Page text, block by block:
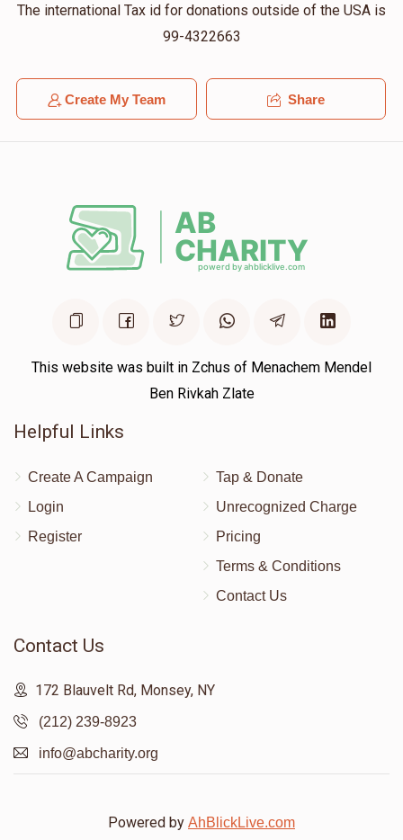
The international Tax id for donations outside of the USA is
99-4322663
Create My Team Share
This website was built in Zchus of Menachem Mendel
Ben Rivkah Zlate
Helpful Links
Create A Campaign
Login
Register
Tap & Donate
Unrecognized Charge
Pricing
Terms & Conditions
Contact Us
Contact Us
172 Blauvelt Rd, Monsey, NY
(212) 239-8923
info@abcharity.org
Powered by AhBlickLive.com